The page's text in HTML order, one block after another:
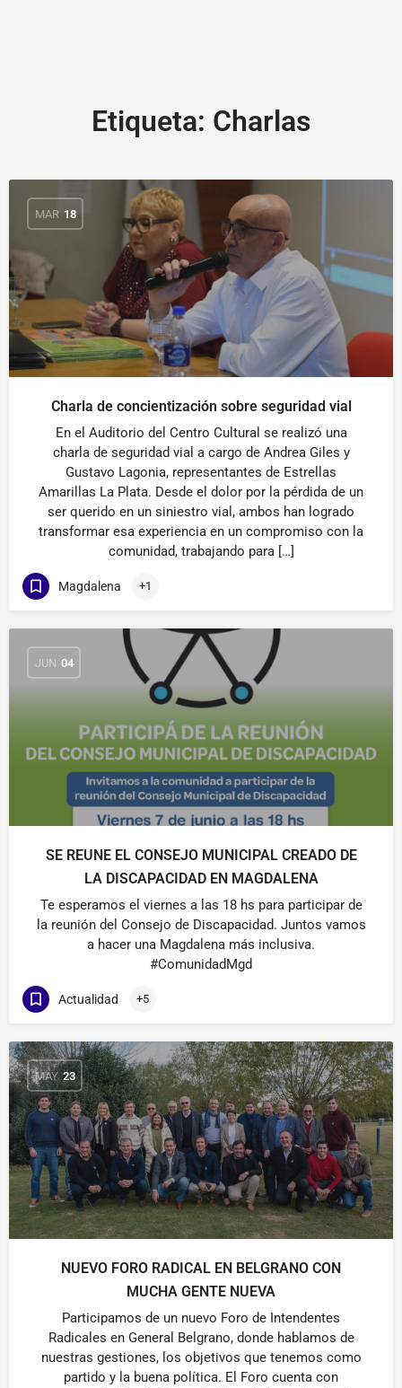
Etiqueta: Charlas
MAR 18
Charla de concientización sobre seguridad vial
En el Auditorio del Centro Cultural se realizó una
charla de seguridad vial a cargo de Andrea Giles y
Gustavo Lagonia, representantes de Estrellas
Amarillas La Plata. Desde el dolor por la pérdida de un
ser querido en un siniestro vial, ambos han logrado
transformar esa experiencia en un compromiso con la
comunidad, trabajando para […]
Magdalena +1
JUN 04
SE REUNE EL CONSEJO MUNICIPAL CREADO DE
LA DISCAPACIDAD EN MAGDALENA
Te esperamos el viernes a las 18 hs para participar de
la reunión del Consejo de Discapacidad. Juntos vamos
a hacer una Magdalena más inclusiva.
#ComunidadMgd
Actualidad +5
MAY 23
NUEVO FORO RADICAL EN BELGRANO CON
MUCHA GENTE NUEVA
Participamos de un nuevo Foro de Intendentes
Radicales en General Belgrano, donde hablamos de
nuestras gestiones, los objetivos que tenemos como
partido y la buena política. El Foro cuenta con